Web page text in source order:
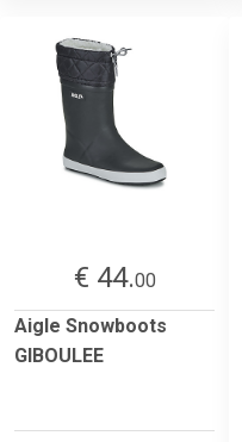
€ 44.00
Aigle Snowboots
GIBOULEE